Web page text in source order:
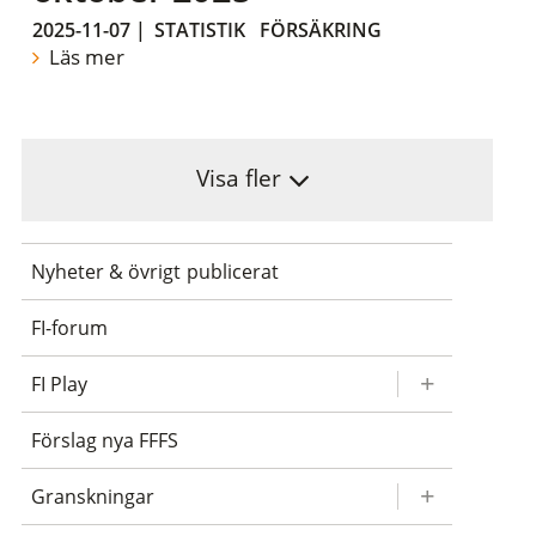
2025-11-07| STATISTIK FÖRSÄKRING
Läs mer
Visa fler
Nyheter & övrigt publicerat
FI-forum
FI Play
Förslag nya FFFS
Granskningar